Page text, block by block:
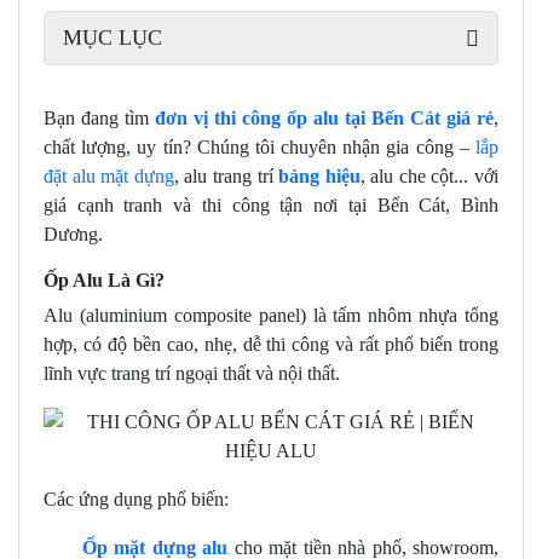
MỤC LỤC
Bạn đang tìm đơn vị thi công ốp alu tại Bến Cát giá rẻ,
chất lượng, uy tín? Chúng tôi chuyên nhận gia công – lắp
đặt alu mặt dựng, alu trang tríbảng hiệu, alu che cột... với
giá cạnh tranh và thi công tận nơi tại Bến Cát, Bình
Dương.
Ốp Alu Là Gì?
Alu (aluminium composite panel) là tấm nhôm nhựa tổng
hợp, có độ bền cao, nhẹ, dễ thi công và rất phổ biến trong
lĩnh vực trang trí ngoại thất và nội thất.
Các ứng dụng phổ biến:
Ốp mặt dựng alu cho mặt tiền nhà phố, showroom,